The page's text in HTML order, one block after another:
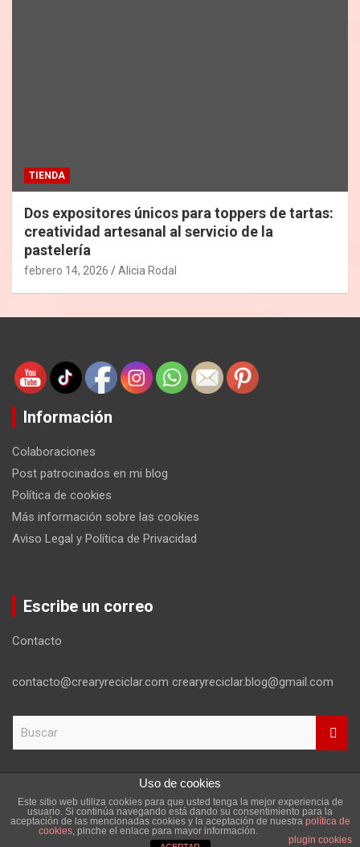
TIENDA
Dos expositores únicos para toppers de tartas:
creatividad artesanal al servicio de la
pastelería
febrero 14, 2026 Alicia Rodal
Información
Colaboraciones
Post patrocinados en mi blog
Política de cookies
Más información sobre las cookies
Aviso Legal y Política de Privacidad
Escribe un correo
Contacto
contacto@crearyreciclar.com crearyreciclar.blog@gmail.com
c
Copyright ©2026
Aviso Legal y Política de Privacidad
Tema por:Theme Horse Funciona gracias a:
Uso de cookies
Este sitio web utiliza cookies para que usted tenga la mejor experiencia de
usuario. Si continúa navegando está dando su consentimiento para la
aceptación de las mencionadas cookies y la aceptación de nuestra política de
cookies, pinche el enlace para mayor información.
plugin cookies